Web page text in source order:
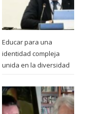
Educar para una
identidad compleja
unida en la diversidad